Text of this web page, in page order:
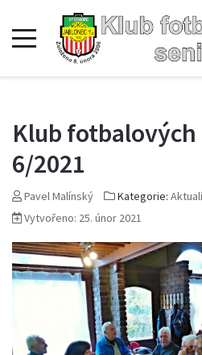
Klub
6/2021
Pavel Malínský Kategorie:
Vytvořeno: 25. únor 2021